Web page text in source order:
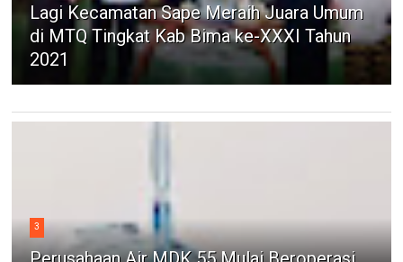
Lagi Kecamatan Sape Meraih Juara Umum
di MTQ Tingkat Kab Bima ke-XXXI Tahun
2021
3